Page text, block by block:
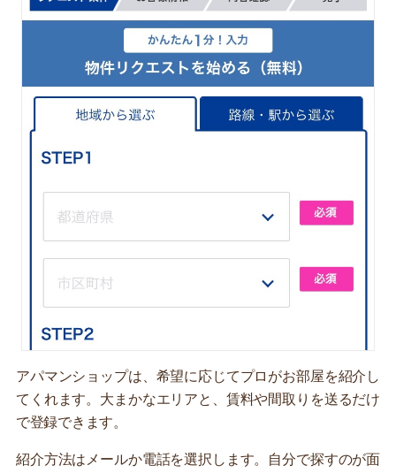
アパマンショップは、希望に応じてプロがお部屋を紹介し
てくれます。大まかなエリアと、賃料や間取りを送るだけ
で登録できます。
紹介方法はメールか電話を選択します。自分で探すのが面